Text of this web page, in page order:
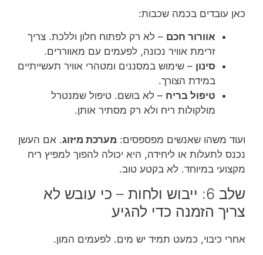
כאן עובדים בכמה שכבות:
אוורור חכם – לא רק לפתוח חלון וללכת. צריך
זרימת אוויר נכונה, לפעמים עם מאווררים.
סינון – שימוש במסננים ומטהרי אוויר תעשייתיים
במידת הצורך.
טיפול בריח – לא בושם. טיפול שמנטרל
מולקולות ריח ולא רק מסתיר אותן.
ועוד משהו שאנשים מפספסים: מערכת מיזוג. אם העשן
נכנס לתעלות או ליחידה, היא יכולה להפוך למפיץ ריח
מקצועי במיוחד. לא בקטע טוב.
שלב 6: ייבוש ולחות – כי עובש לא
צריך הזמנה כדי להגיע
אחרי כיבוי, כמעט תמיד יש מים. לפעמים המון.